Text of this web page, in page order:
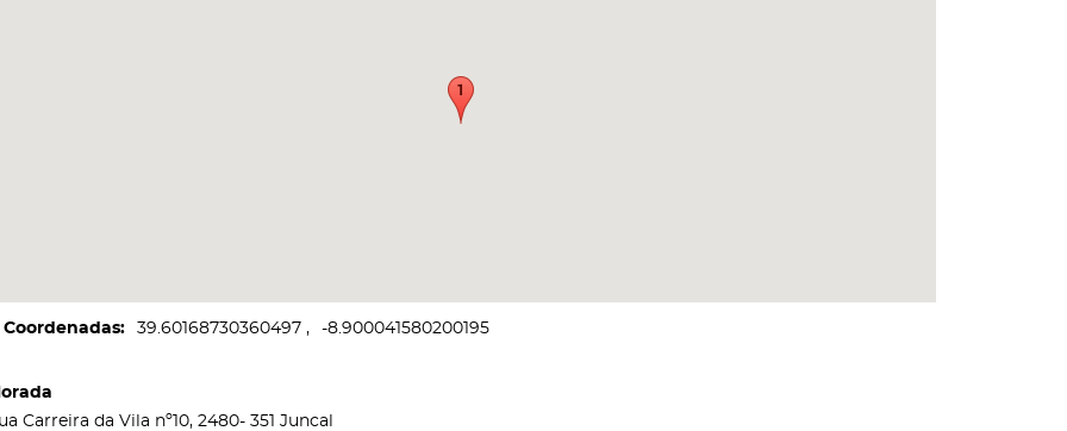
Coordenadas 39.60168730360497 -8.900041580200195
Carreira da Vila nº10, 2480- 351 Juncal